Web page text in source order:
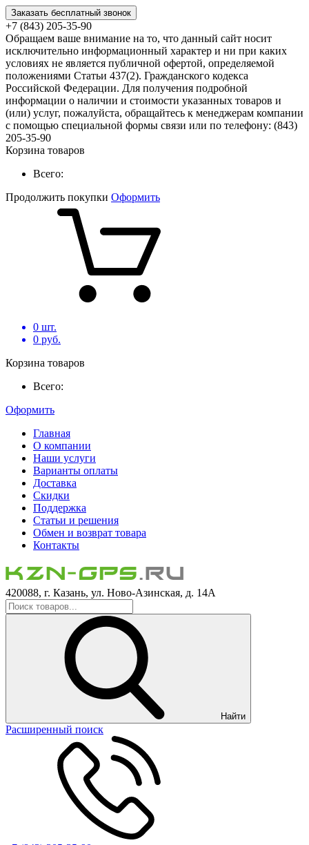
Заказать бесплатный звонок
+7 (843) 205-35-90
Обращаем ваше внимание на то, что данный сайт носит
исключительно информационный характер и ни при каких
условиях не является публичной офертой, определяемой
положениями Статьи 437(2). Гражданского кодекса
Российской Федерации. Для получения подробной
информации о наличии и стоимости указанных товаров и
(или) услуг, пожалуйста, обращайтесь к менеджерам компании
с помощью специальной формы связи или по телефону: (843)
205-35-90
Корзина товаров
Всего:
Продолжить покупки Оформить
0 шт.
0 руб.
Корзина товаров
Всего:
Оформить
Главная
О компании
Наши услуги
Варианты оплаты
Доставка
Скидки
Поддержка
Статьи и решения
Обмен и возврат товара
Контакты
420088, г. Казань, ул. Ново-Азинская, д. 14А
Найти
Расширенный поиск